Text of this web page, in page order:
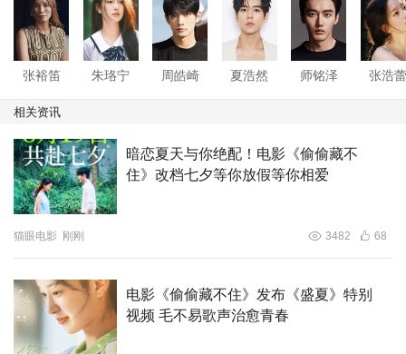
演首作奖得主，前作《倒仓》将京剧艺术与青春期迷茫巧妙
融合，展现了独特的情感深度与文化厚度，此次操刀青春爱
情题材，用最贴近青春日常的校园情节将少女暗恋描绘得细
腻动人。00后新人演员朱珞宁，中央戏剧学院表演系科班
出身，她身上有一种未经雕琢的清澈感，笑起来眼睛弯弯
比全世界都重要"的倔强与纯粹，被她拿捏得恰到好处。同
样是00后新人演员的周皓崎，北京电影学院2021级表演
系，曾出演《雨霖铃》《树下有片红房子》等作品，眉眼间
的克制与深情，和书中描写的段嘉许如出一辙。特别主演夏
浩然，185cm的身高，北京四中篮球队主力出身，五官棱角
分明却不凌厉，笑起来有种吸引人的少年气。三张最真实的
青春面孔，演一场最纯粹的暗恋心事。
等大家放假，等大家相爱。电影《偷偷藏不住》与你约定8
张裕笛 朱珞宁 周皓崎 夏浩然 师铭泽 张浩
相关资讯
暗恋夏天与你绝配！电影《偷偷藏不
住》改档七夕等你放假等你相爱
猫眼电影 刚刚 3482 68
电影《偷偷藏不住》发布《盛夏》特别
视频 毛不易歌声治愈青春